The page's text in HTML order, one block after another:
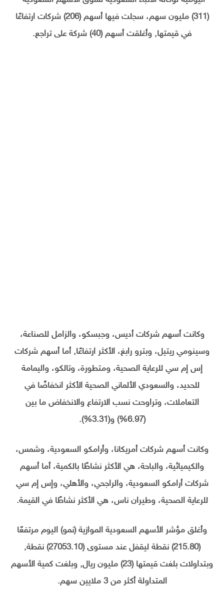
(311) مليون سهم، سجلت فيها أسهم (206) شركات ارتفاعًا
في قيمتها, وأغلقت أسهم (40) شركة على تراجع.
وكانت أسهم شركات أديس، وجبسكو، والزامل للصناعة،
وسينومي ريتيل، وبترو رابغ، الأكثر ارتفاعًا, أما أسهم شركات
إس إم سي للرعاية الصحية، ومتطورة، وتالكو، واليمامة
للحديد، والسعودي الألماني الصحية الأكثر انخفاضًا في
التعاملات، وتراوحت نسب الارتفاع والانخفاض ما بين
(6.97%) و(3.31%).
وكانت أسهم شركات أمريكانا، وأرامكو السعودية، وشمس،
والكيميائية، والباحة، هي الأكثر نشاطًا بالكمية، أما أسهم
شركات أرامكو السعودية، والراجحي، والأهلي، وإس إم سي
للرعاية الصحية، وطيران ناس، هي الأكثر نشاطًا في القيمة.
وأغلق مؤشر الأسهم السعودية الموازية (نمو) اليوم مرتفعًا
(215.80) نقطة ليقفل عند مستوى (27053.10) نقطة,
وبتداولات بلغت قيمتها (23) مليون ريال, وبلغت كمية الأسهم
المتداولة أكثر من 3 ملايين سهم.